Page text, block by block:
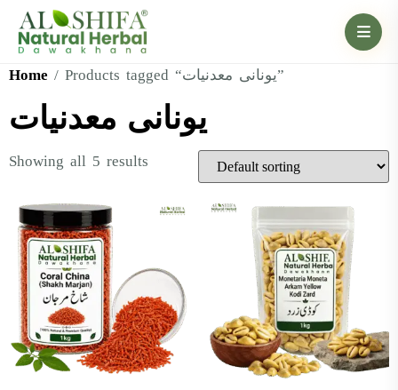
Home / Products tagged “یونانی معدنیات”
یونانی معدنیات
Showing all 5 results